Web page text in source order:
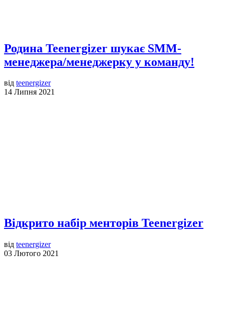
Родина Teenergizer шукає SMM-
менеджера/менеджерку у команду!
від teenergizer
14 Липня 2021
Відкрито набір менторів Teenergizer
від teenergizer
03 Лютого 2021